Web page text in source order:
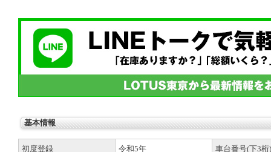
基本情報
初度登録 令和5年 車台番号(下3桁)